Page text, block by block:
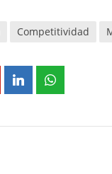
Competitividad